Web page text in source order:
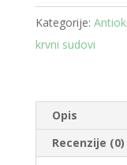
tbl
količina
Kategorije:
krvni sudovi
Opis
Recenzije (0)